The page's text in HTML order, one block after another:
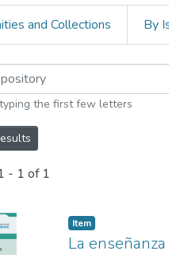
and Collections By
the first few letters
- 1 of 1
Item type:
Item,
La